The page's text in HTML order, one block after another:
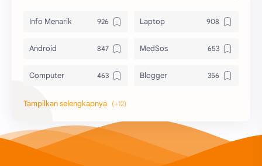
Info Menarik Laptop
Android MedSos
Computer Blogger
Komputer
Printer
Canon Berbagi Template